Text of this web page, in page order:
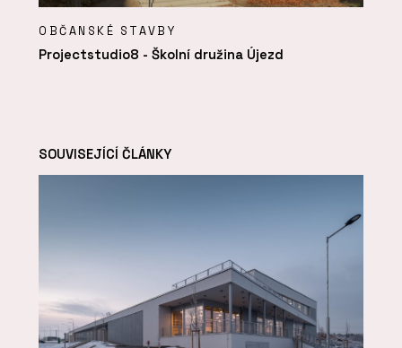
OBČANSKÉ STAVBY
Projectstudio8 - Školní družina Újezd
SOUVISEJÍCÍ ČLÁNKY